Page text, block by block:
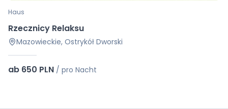
Haus
Rzecznicy Relaksu
Mazowieckie, Ostrykół Dworski
ab 650 PLN / pro Nacht